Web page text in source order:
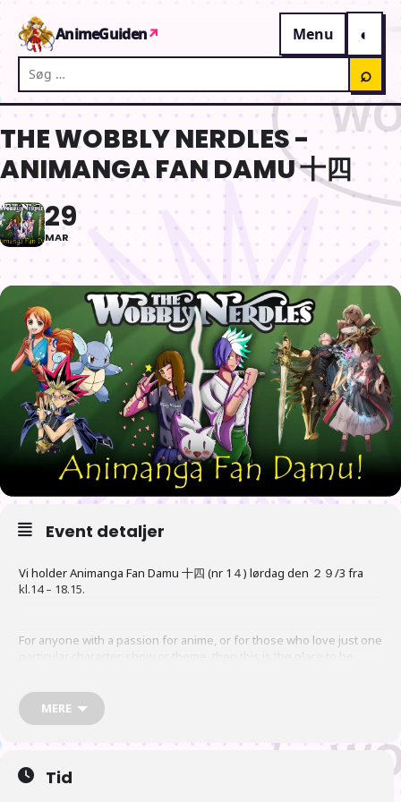
AnimeGuiden↗
Menu
Søg på AnimeGuiden
⌕
THE WOBBLY NERDLES -
ANIMANGA FAN DAMU 十四
29
MAR
Event detaljer
Vi holder Animanga Fan Damu 十四 (nr 1４) lørdag den ２９/3 fra
kl.14 – 18.15.
For anyone with a passion for anime, or for those who love just one
MERE
Tid